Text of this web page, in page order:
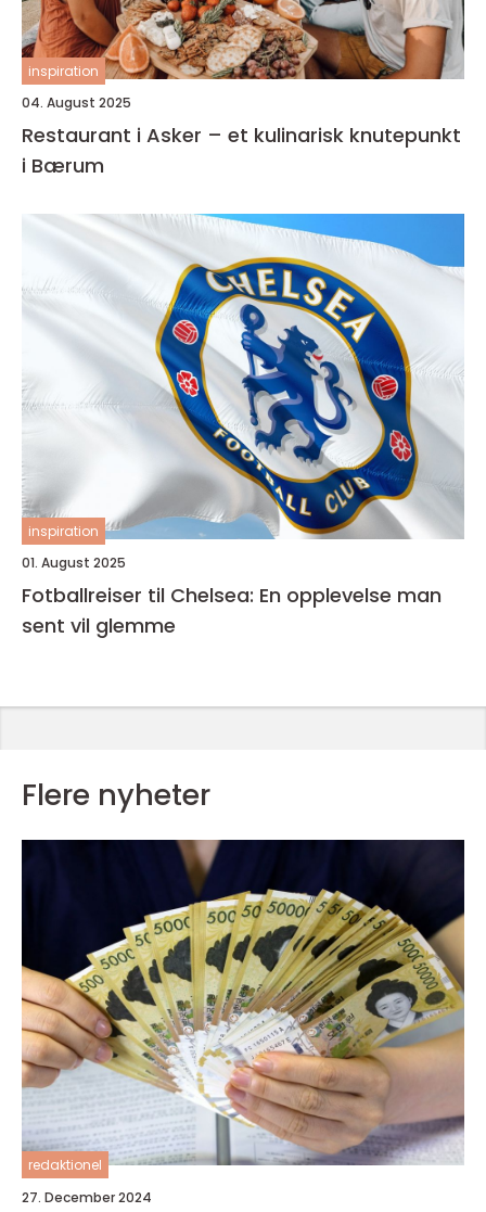
inspiration
04. August 2025
Restaurant i Asker – et kulinarisk knutepunkt
i Bærum
inspiration
01. August 2025
Fotballreiser til Chelsea: En opplevelse man
sent vil glemme
Flere nyheter
redaktionel
27. December 2024